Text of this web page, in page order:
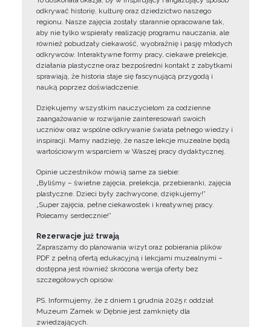
odkrywać historię, kulturę oraz dziedzictwo naszego
regionu. Nasze zajęcia zostały starannie opracowane tak,
aby nie tylko wspierały realizację programu nauczania, ale
również pobudzały ciekawość, wyobraźnię i pasję młodych
odkrywców. Interaktywne formy pracy, ciekawe prelekcje,
działania plastyczne oraz bezpośredni kontakt z zabytkami
sprawiają, że historia staje się fascynującą przygodą i
nauką poprzez doświadczenie.
Dziękujemy wszystkim nauczycielom za codzienne
zaangażowanie w rozwijanie zainteresowań swoich
uczniów oraz wspólne odkrywanie świata pełnego wiedzy i
inspiracji. Mamy nadzieję, że nasze lekcje muzealne będą
wartościowym wsparciem w Waszej pracy dydaktycznej.
Opinie uczestników mówią same za siebie:
„Byliśmy – świetne zajęcia, prelekcja, przebieranki, zajęcia
plastyczne. Dzieci były zachwycone, dziękujemy!”
„Super zajęcia, pełne ciekawostek i kreatywnej pracy.
Polecamy serdecznie!”
Rezerwacje już trwają
Zapraszamy do planowania wizyt oraz pobierania plików
PDF z pełną ofertą edukacyjną i lekcjami muzealnymi –
dostępna jest również skrócona wersja oferty bez
szczegółowych opisów.
PS. Informujemy, że z dniem 1 grudnia 2025 r. oddział
Muzeum Zamek w Dębnie jest zamknięty dla
zwiedzających.